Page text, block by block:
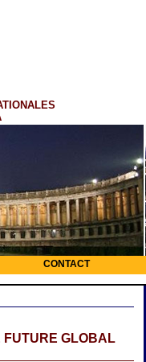
CONTACT
FUTURE GLOBAL